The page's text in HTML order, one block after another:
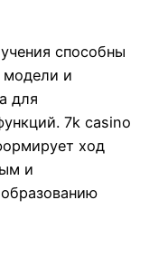
способны
модели и
для
7k casino
ход
и